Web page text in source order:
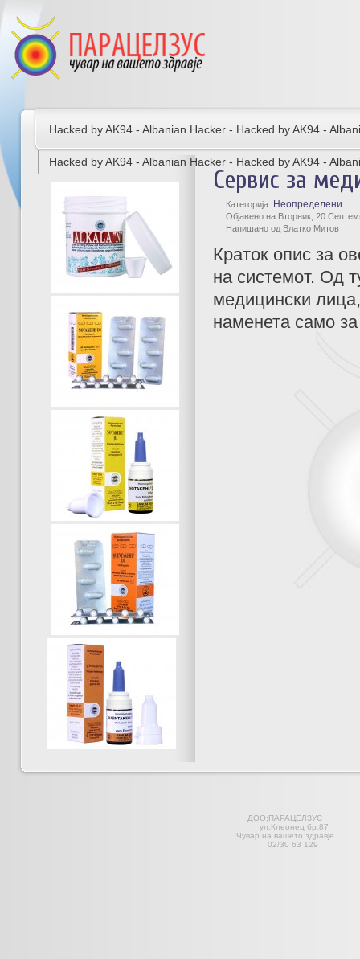
Hacked by AK94 - Albanian Hacker - Hacked by AK94 -
Hacked by AK94 - Albanian Hacker - Hacked by AK94 -
Сервис за
Категорија: Неопределени
Објавено на Вторник, 20
Напишано од Влатко Митов
Краток опис за
на системот. Од
медицински
наменета само
ул.Клеонец
Чувар на вашето здравје
02/30 63